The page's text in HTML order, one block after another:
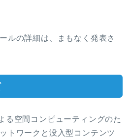
ルの詳細は、まもなく発表さ
る空間コンピューティングのた
トワークと没入型コンテンツ